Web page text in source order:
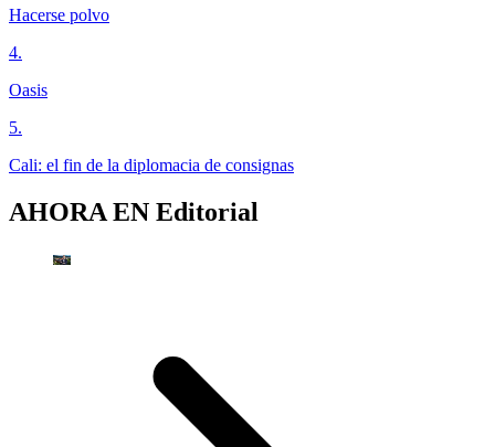
Hacerse polvo
4.
Oasis
5.
Cali: el fin de la diplomacia de consignas
AHORA EN Editorial